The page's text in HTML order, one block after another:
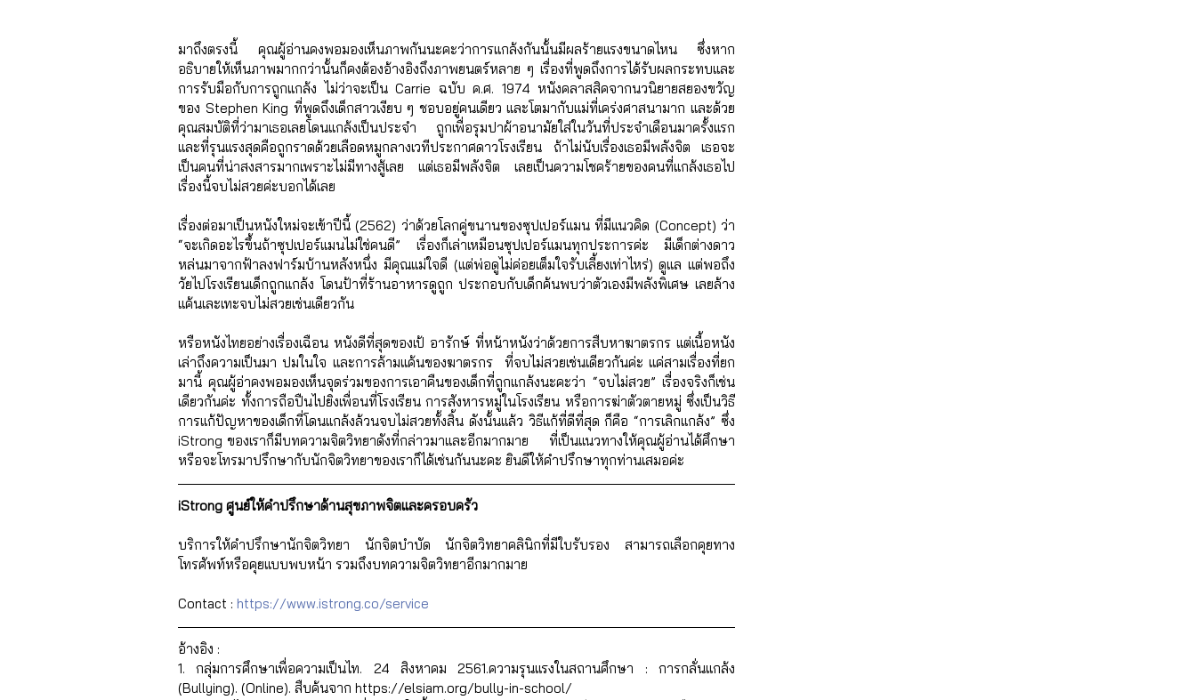
มาถึงตรงนี้ คุณผู้อ่านคงพอมองเห็นภาพกันนะคะว่าการแกล้งกันนั้นมีผลร้ายแรงขนาดไหน ซึ่งหาก
อธิบายให้เห็นภาพมากกว่านั้นก็คงต้องอ้างอิงถึงภาพยนตร์หลาย ๆ เรื่องที่พูดถึงการได้รับผลกระทบและ
การรับมือกับการถูกแกล้ง ไม่ว่าจะเป็น Carrie ฉบับ ค.ศ. 1974 หนังคลาสสิคจากนวนิยายสยองขวัญ
ของ Stephen King ที่พูดถึงเด็กสาวเงียบ ๆ ชอบอยู่คนเดียว และโตมากับแม่ที่เคร่งศาสนามาก และด้วย
คุณสมบัติที่ว่ามาเธอเลยโดนแกล้งเป็นประจำ ถูกเพื่อรุมปาผ้าอนามัยใส่ในวันที่ประจำเดือนมาครั้งแรก
และที่รุนแรงสุดคือถูกราดด้วยเลือดหมูกลางเวทีประกาศดาวโรงเรียน ถ้าไม่นับเรื่องเธอมีพลังจิต เธอจะ
เป็นคนที่น่าสงสารมากเพราะไม่มีทางสู้เลย แต่เธอมีพลังจิต เลยเป็นความโชคร้ายของคนที่แกล้งเธอไป
เรื่องนี้จบไม่สวยค่ะบอกได้เลย
เรื่องต่อมาเป็นหนังใหม่จะเข้าปีนี้ (2562) ว่าด้วยโลกคู่ขนานของซุปเปอร์แมน ที่มีแนวคิด (Concept) ว่า
“จะเกิดอะไรขึ้นถ้าซุปเปอร์แมนไม่ใช่คนดี” เรื่องก็เล่าเหมือนซุปเปอร์แมนทุกประการค่ะ มีเด็กต่างดาว
หล่นมาจากฟ้าลงฟาร์มบ้านหลังหนึ่ง มีคุณแม่ใจดี (แต่พ่อดูไม่ค่อยเต็มใจรับเลี้ยงเท่าไหร่) ดูแล แต่พอถึง
วัยไปโรงเรียนเด็กถูกแกล้ง โดนป้าที่ร้านอาหารดูถูก ประกอบกับเด็กค้นพบว่าตัวเองมีพลังพิเศษ เลยล้าง
แค้นเละเทะจบไม่สวยเช่นเดียวกัน
หรือหนังไทยอย่างเรื่องเฉือน หนังดีที่สุดของเป้ อารักษ์ ที่หน้าหนังว่าด้วยการสืบหาฆาตรกร แต่เนื้อหนัง
เล่าถึงความเป็นมา ปมในใจ และการล้ามแค้นของฆาตรกร  ที่จบไม่สวยเช่นเดียวกันค่ะ แค่สามเรื่องที่ยก
มานี้ คุณผู้อ่าคงพอมองเห็นจุดร่วมของการเอาคืนของเด็กที่ถูกแกล้งนะคะว่า “จบไม่สวย” เรื่องจริงก็เช่น
เดียวกันค่ะ ทั้งการถือปืนไปยิงเพื่อนที่โรงเรียน การสังหารหมู่ในโรงเรียน หรือการฆ่าตัวตายหมู่ ซึ่งเป็นวิธี
การแก้ปัญหาของเด็กที่โดนแกล้งล้วนจบไม่สวยทั้งสิ้น ดังนั้นแล้ว วิธีแก้ที่ดีที่สุด ก็คือ “การเลิกแกล้ง” ซึ่ง
iStrong ของเราก็มีบทความจิตวิทยาดังที่กล่าวมาและอีกมากมาย     ที่เป็นแนวทางให้คุณผู้อ่านได้ศึกษา
หรือจะโทรมาปรึกษากับนักจิตวิทยาของเราก็ได้เช่นกันนะคะ ยินดีให้คำปรึกษาทุกท่านเสมอค่ะ
iStrong ศูนย์ให้คำปรึกษาด้านสุขภาพจิตและครอบครัว
บริการให้คำปรึกษานักจิตวิทยา นักจิตบำบัด นักจิตวิทยาคลินิกที่มีใบรับรอง สามารถเลือกคุยทาง
โทรศัพท์หรือคุยแบบพบหน้า รวมถึงบทความจิตวิทยาอีกมากมาย
Contact : https://www.istrong.co/service
อ้างอิง :
1. กลุ่มการศึกษาเพื่อความเป็นไท. 24 สิงหาคม 2561.ความรุนแรงในสถานศึกษา : การกลั่นแกล้ง
(Bullying). (Online). สืบค้นจาก https://elsiam.org/bully-in-school/